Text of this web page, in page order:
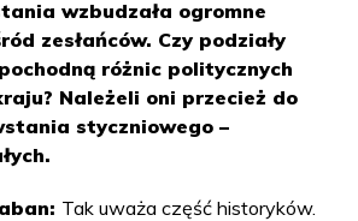
wzbudzała ogromne
zesłańców. Czy podziały
różnic politycznych
Należeli oni przecież do
styczniowego –
Tak uważa część historyków.